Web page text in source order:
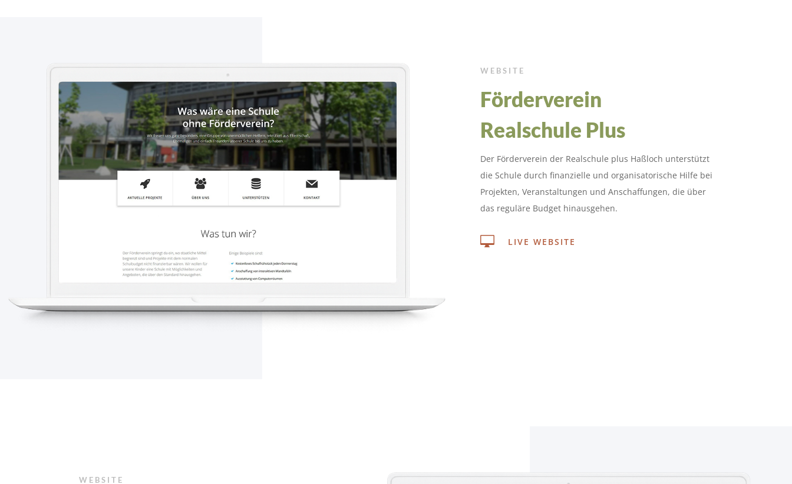
WEBSITE
Förderverein
Realschule Plus
Der Förderverein der Realschule plus Haßloch unterstützt
die Schule durch finanzielle und organisatorische Hilfe bei
Projekten, Veranstaltungen und Anschaffungen, die über
das reguläre Budget hinausgehen.
 LIVE WEBSITE
WEBSITE